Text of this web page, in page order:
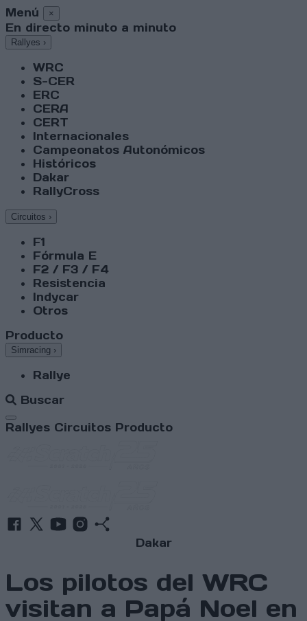
Menú ×
En directo minuto a minuto
Rallyes ›
WRC
S-CER
ERC
CERA
CERT
Internacionales
Campeonatos Autonómicos
Históricos
Dakar
RallyCross
Circuitos ›
F1
Fórmula E
F2 / F3 / F4
Resistencia
Indycar
Otros
Producto
Simracing ›
Rallye
Buscar
Abrir menú
Rallyes Circuitos Producto
Dakar
Los pilotos del WRC
visitan a Papá Noel en